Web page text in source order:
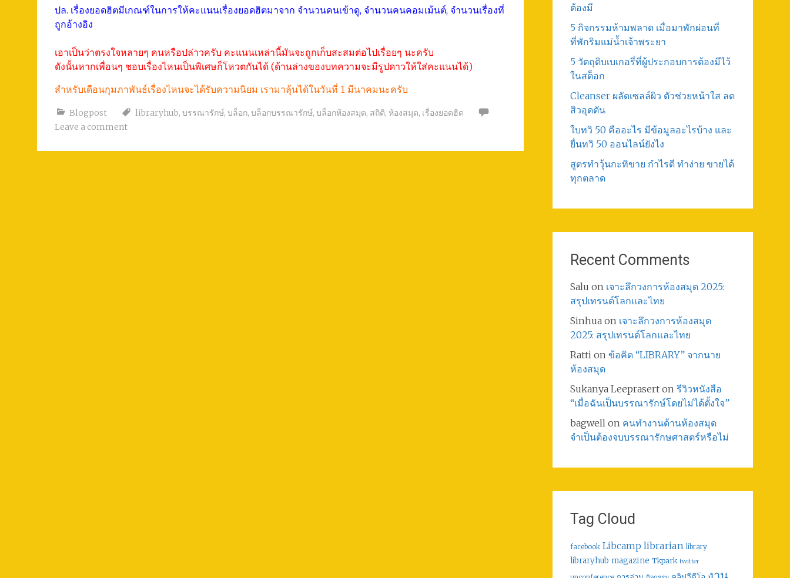
ปล. เรื่องยอดฮิตมีเกณฑ์ในการให้คะแนนเรื่องยอดฮิตมาจาก จำนวนคนเข้าดู, จำนวนคนคอมเม้นต์, จำนวนเรื่องที่
ถูกอ้างอิง
เอาเป็นว่าตรงใจหลายๆ คนหรือปล่าวครับ คะแนนเหล่านี้มันจะถูกเก็บสะสมต่อไปเรื่อยๆ นะครับ
ดังนั้นหากเพื่อนๆ ชอบเรื่องไหนเป็นพิเศษก็โหวตกันได้ (ด้านล่างของบทความจะมีรูปดาวให้ใส่คะแนนได้)
สำหรับเดือนกุมภาพันธ์เรื่องไหนจะได้รับความนิยม เรามาลุ้นได้ในวันที่ 1 มีนาคมนะครับ
Blogpost libraryhub, บรรณารักษ์, บล็อก, บล็อกบรรณารักษ์, บล็อกห้องสมุด, สถิติ, ห้องสมุด, เรื่องยอดฮิต
Leave a comment
ต้องมี
5 กิจกรรมห้ามพลาด เมื่อมาพักผ่อนที่
ที่พักริมแม่น้ำเจ้าพระยา
5 วัตถุดิบเบเกอรี่ที่ผู้ประกอบการต้องมีไว้
ในสต็อก
Cleanser ผลัดเซลล์ผิว ตัวช่วยหน้าใส ลด
สิวอุดตัน
ใบทวิ 50 คืออะไร มีข้อมูลอะไรบ้าง และ
ยื่นทวิ 50 ออนไลน์ยังไง
สูตรทําวุ้นกะทิขาย กำไรดี ทำง่าย ขายได้
ทุกตลาด
Recent Comments
Salu on เจาะลึกวงการห้องสมุด 2025:
สรุปเทรนด์โลกและไทย
Sinhuaon เจาะลึกวงการห้องสมุด
2025: สรุปเทรนด์โลกและไทย
Rattion ข้อคิด “LIBRARY” จากนาย
ห้องสมุด
Sukanya Leepraserton รีวิวหนังสือ
“เมื่อฉันเป็นบรรณารักษ์โดยไม่ได้ตั้งใจ”
bagwellon คนทำงานด้านห้องสมุด
จำเป็นต้องจบบรรณารักษศาสตร์หรือไม่
Tag Cloud
facebook Libcamp librarian library
libraryhub magazine Tkpark twitter